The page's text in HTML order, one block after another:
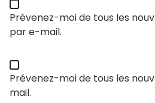
Prévenez-moi de tous les
par e-mail.
Prévenez-moi de tous les
mail.